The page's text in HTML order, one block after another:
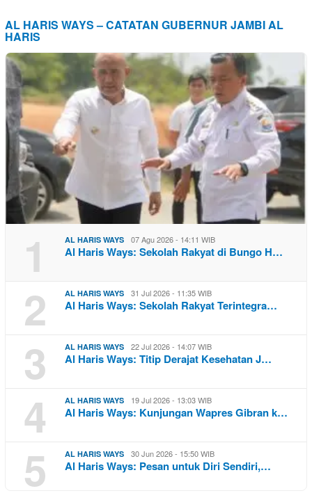
AL HARIS WAYS – CATATAN GUBERNUR JAMBI AL
HARIS
1 AL HARIS WAYS 07 Agu 2026 - 14:11 WIB
Al Haris Ways: Sekolah Rakyat di Bungo H…
2 AL HARIS WAYS 31 Jul 2026 - 11:35 WIB
Al Haris Ways: Sekolah Rakyat Terintegra…
3 AL HARIS WAYS 22 Jul 2026 - 14:07 WIB
Al Haris Ways: Titip Derajat Kesehatan J…
4 AL HARIS WAYS 19 Jul 2026 - 13:03 WIB
Al Haris Ways: Kunjungan Wapres Gibran k…
5 AL HARIS WAYS 30 Jun 2026 - 15:50 WIB
Al Haris Ways: Pesan untuk Diri Sendiri,…